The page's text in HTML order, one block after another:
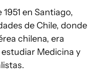
en Santiago,
de Chile, donde
chilena, era
Medicina y